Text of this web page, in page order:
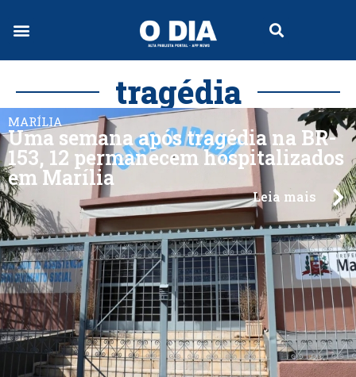
tragédia
MARÍLIA
Uma semana após tragédia na BR-
153, 12 permanecem hospitalizados
em Marília
Leia mais